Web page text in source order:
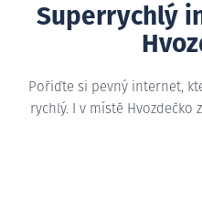
Superrychlý
Pořiďte si pevný internet,
rychlý. I v místě